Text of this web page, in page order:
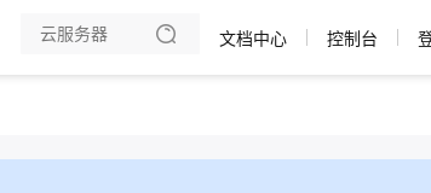
文档中心 控制台